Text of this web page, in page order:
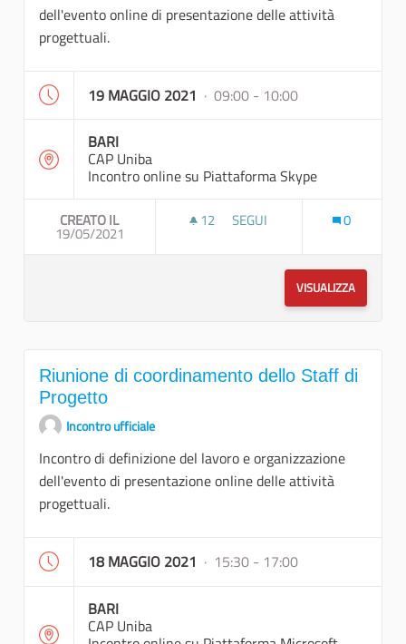
dell'evento online di presentazione delle attività
progettuali.
19 MAGGIO 2021 · 09:00 - 10:00
BARI
CAP Uniba
Incontro online su Piattaforma Skype
CREATO IL
19/05/2021
12 12 SOSTENITORI
SEGUI 0
VISUALIZZA
Riunione di coordinamento dello Staff di
Progetto
Incontro ufficiale
Incontro di definizione del lavoro e organizzazione
dell'evento di presentazione online delle attività
progettuali.
18 MAGGIO 2021 · 15:30 - 17:00
BARI
CAP Uniba